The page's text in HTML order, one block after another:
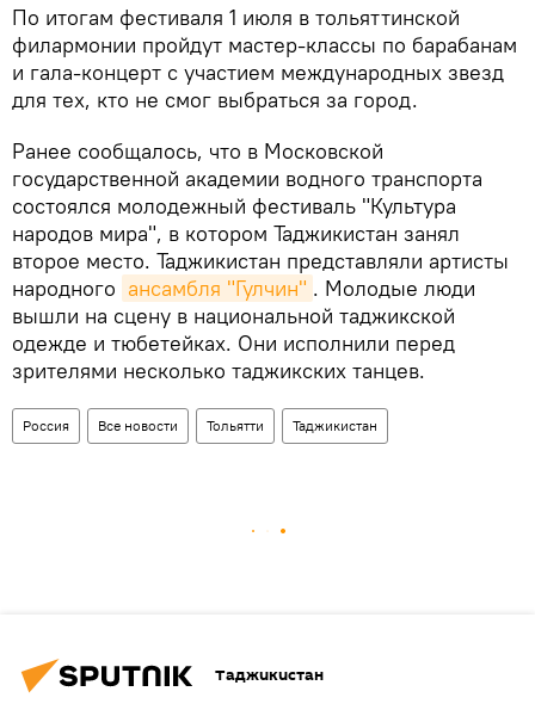
По итогам фестиваля 1 июля в тольяттинской
филармонии пройдут мастер-классы по барабанам
и гала-концерт с участием международных звезд
для тех, кто не смог выбраться за город.
Ранее сообщалось, что в Московской
государственной академии водного транспорта
состоялся молодежный фестиваль "Культура
народов мира", в котором Таджикистан занял
второе место. Таджикистан представляли артисты
народного ансамбля "Гулчин" . Молодые люди
вышли на сцену в национальной таджикской
одежде и тюбетейках. Они исполнили перед
зрителями несколько таджикских танцев.
Россия Все новости Тольятти Таджикистан
Таджикистан